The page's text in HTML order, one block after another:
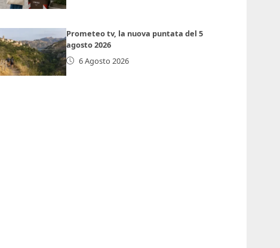
Prometeo tv, la nuova puntata del 5
agosto 2026
6 Agosto 2026